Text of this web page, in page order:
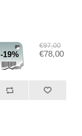
€97,00
€78,00
-19%